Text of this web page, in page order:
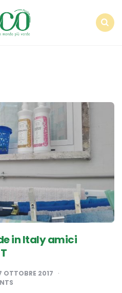
in Italy amici
OTTOBRE 2017